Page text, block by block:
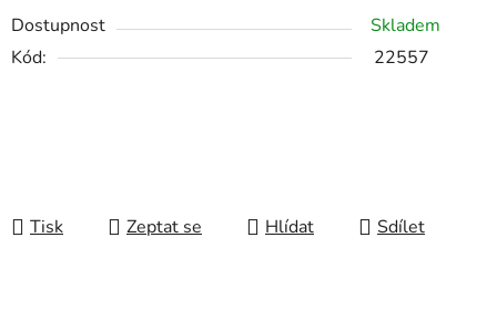
Dostupnost
Skladem
Kód:
22557
Tisk Zeptat se Hlídat Sdílet